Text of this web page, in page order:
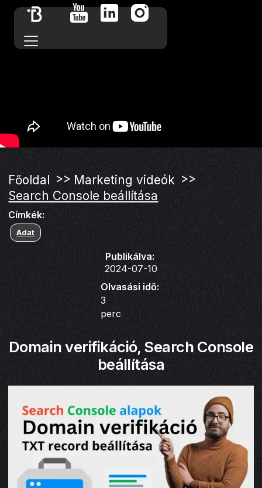
Főoldal >> Marketing videók >>
Search Console beállítása
Címkék:
Adat
Publikálva:
2024-07-10
Olvasási idő:
3
perc
Domain verifikáció, Search Console
beállítása